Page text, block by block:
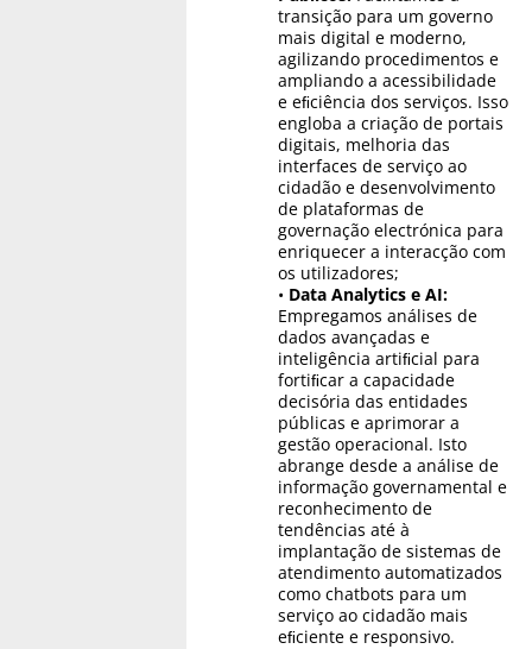
transição para um governo
mais digital e moderno,
agilizando procedimentos e
ampliando a acessibilidade
e eﬁciência dos serviços. Isso
engloba a criação de portais
digitais, melhoria das
interfaces de serviço ao
cidadão e desenvolvimento
de plataformas de
governação electrónica para
enriquecer a interacção com
os utilizadores;
• Data Analytics e AI:
Empregamos análises de
dados avançadas e
inteligência artiﬁcial para
fortiﬁcar a capacidade
decisória das entidades
públicas e aprimorar a
gestão operacional. Isto
abrange desde a análise de
informação governamental e
reconhecimento de
tendências até à
implantação de sistemas de
atendimento automatizados
como chatbots para um
serviço ao cidadão mais
eﬁciente e responsivo.